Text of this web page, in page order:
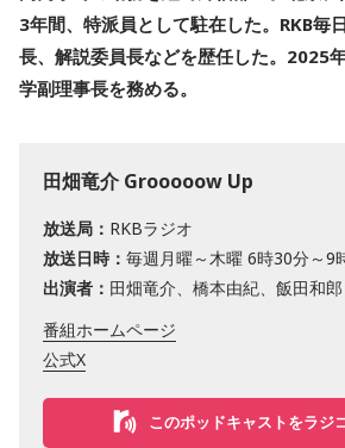
3年間、特派員として駐在した。RKB毎
長、解説委員長などを歴任した。2025
学副理事長を務める。
田畑竜介 Grooooow Up
放送局： RKBラジオ
放送日時： 毎週月曜～木曜 6時30分～9
出演者： 田畑竜介、橋本由紀、飯田和郎
番組ホームページ
公式X
このポッドキャストをラジ